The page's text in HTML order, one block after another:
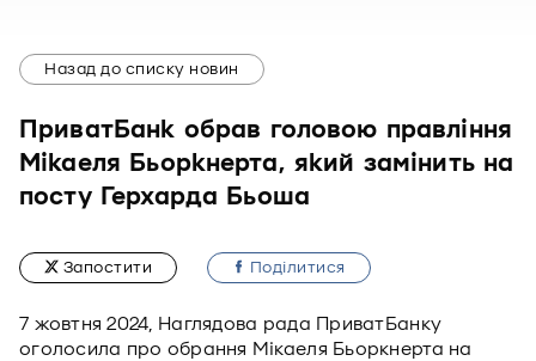
Назад до списку новин
ПриватБанк обрав головою правління
Мікаеля Бьоркнерта, який замінить на
посту Герхарда Бьоша
Запостити Подiлитися
7 жовтня 2024, Наглядова рада ПриватБанку
оголосила про обрання Мікаеля Бьоркнерта на